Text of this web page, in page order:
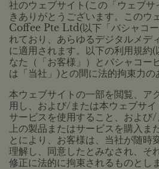
社のウェブサイト(この「ウェブ
きありがとうございます。このウ
Coffee Pte Ltd(以下「バシャコー
れており、あらゆるデジタルメデ
に適用されます。以下の利用規約
なた（「お客様」）とバシャコー
は「当社」)との間に法的拘束力の
本ウェブサイトの一部を閲覧、ア
用し、および/または本ウェブサ
サービスを使用すること、および/
上の製品またはサービスを購入ま
とにより、お客様は、当社が随時
理解し、同意したとみなされ、そ
修正に法的に拘束されるものとしま